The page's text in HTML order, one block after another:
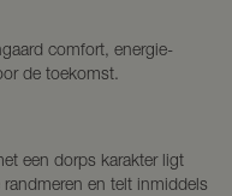
comfort, energie-
de toekomst.
een dorps karakter ligt
en telt inmiddels